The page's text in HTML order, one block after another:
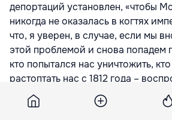
депортаций установлен, «чтобы
никогда не оказалась в когтях
что, я уверен, в случае, если мы
этой проблемой и снова попадем
кто попытался нас уничтожить,
растоптать нас с 1812 года –
те люди, кто пострадал от
депортированные и их